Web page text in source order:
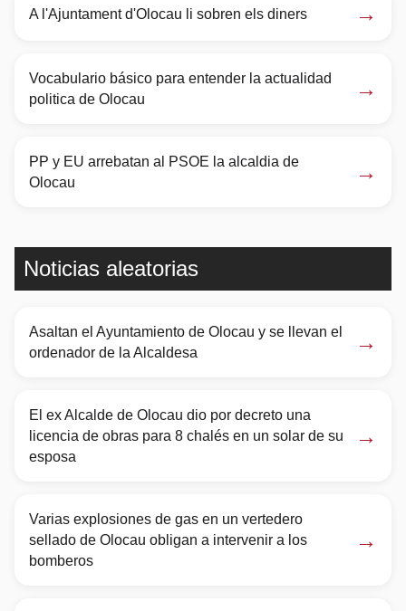
A l'Ajuntament d'Olocau li sobren els diners →
Vocabulario básico para entender la actualidad
politica de Olocau
→
PP y EU arrebatan al PSOE la alcaldia de
Olocau
→
Noticias aleatorias
Asaltan el Ayuntamiento de Olocau y se llevan el
ordenador de la Alcaldesa
→
El ex Alcalde de Olocau dio por decreto una
licencia de obras para 8 chalés en un solar de su
esposa
→
Varias explosiones de gas en un vertedero
sellado de Olocau obligan a intervenir a los
bomberos
→